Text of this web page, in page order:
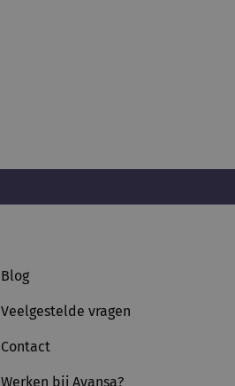
Blog
Veelgestelde vragen
Contact
Werken bij Avansa?